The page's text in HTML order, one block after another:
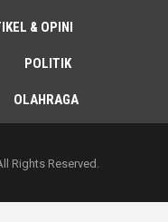
& OPINI
POLITIK
OLAHRAGA
Rights Reserved.